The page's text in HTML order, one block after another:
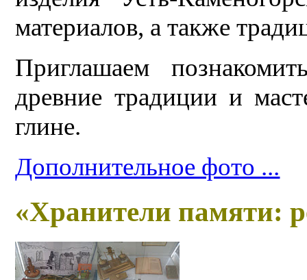
материалов, а также
Приглашаем
древние традиции и
глине.
Дополнительное фото ...
«Хранители памяти: